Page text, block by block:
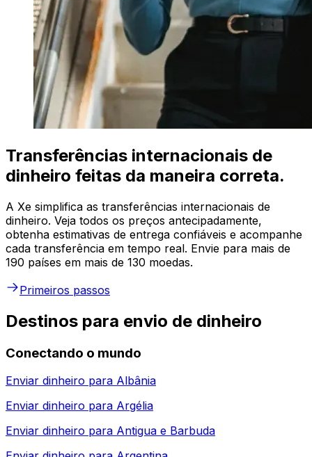
Transferências internacionais de
dinheiro feitas da maneira correta.
A Xe simplifica as transferências internacionais de
dinheiro. Veja todos os preços antecipadamente,
obtenha estimativas de entrega confiáveis e acompanhe
cada transferência em tempo real. Envie para mais de
190 países em mais de 130 moedas.
Primeiros passos
Destinos para envio de dinheiro
Conectando o mundo
Enviar dinheiro para Albânia
Enviar dinheiro para Argélia
Enviar dinheiro para Antigua e Barbuda